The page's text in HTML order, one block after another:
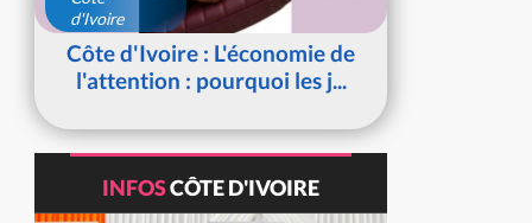
d'Ivoire
Côte d'Ivoire : L'économie de
l'attention : pourquoi les j...
INFOSCÔTE D'IVOIRE